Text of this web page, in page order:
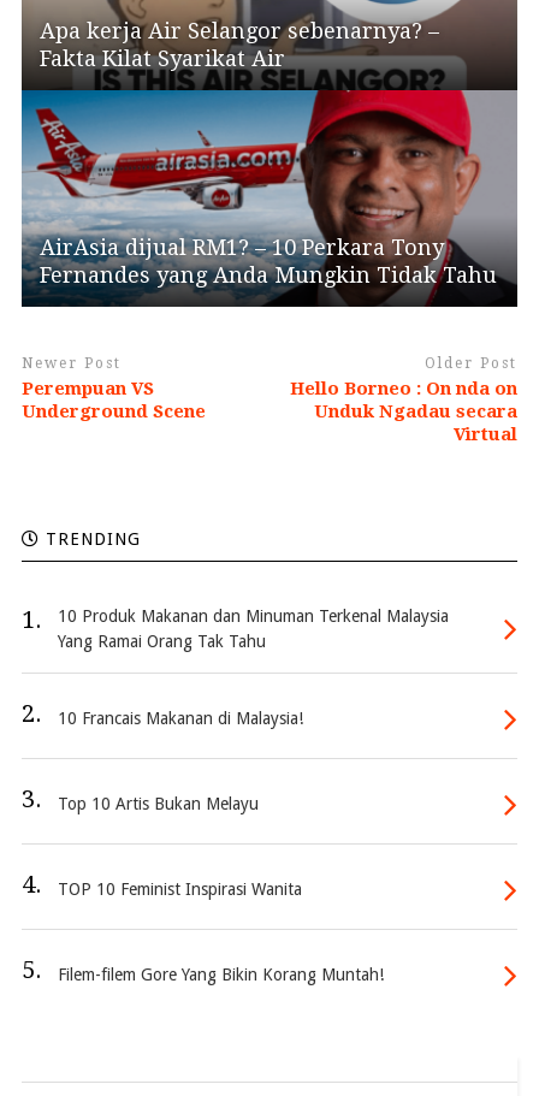
Apa kerja Air Selangor sebenarnya? –
Fakta Kilat Syarikat Air
AirAsia dijual RM1? – 10 Perkara Tony
Fernandes yang Anda Mungkin Tidak Tahu
Newer Post
Perempuan VS
Underground Scene
Older Post
Hello Borneo : On nda on
Unduk Ngadau secara
Virtual
TRENDING
1.
10 Produk Makanan dan Minuman Terkenal Malaysia
Yang Ramai Orang Tak Tahu
2. 10 Francais Makanan di Malaysia!
3. Top 10 Artis Bukan Melayu
4. TOP 10 Feminist Inspirasi Wanita
5. Filem-filem Gore Yang Bikin Korang Muntah!